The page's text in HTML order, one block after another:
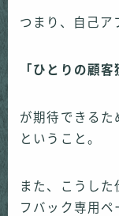
つまり、自己ア
「ひとりの顧
が期待できるた
ということ。
また、こうし
フバック専用ペ